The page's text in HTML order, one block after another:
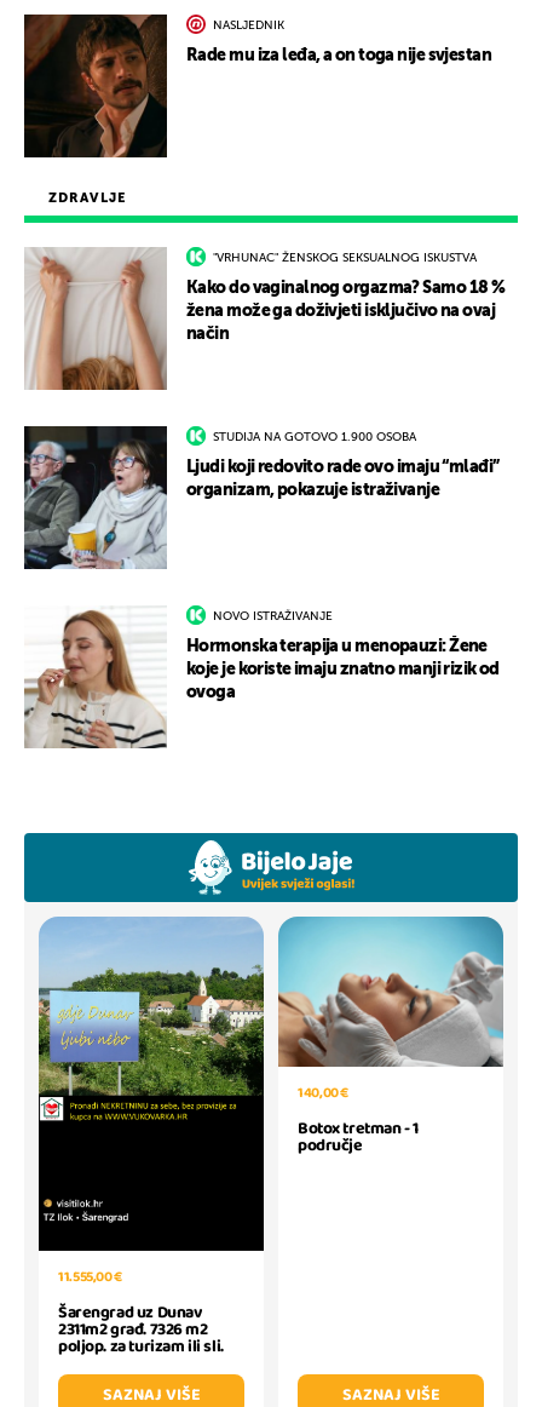
ZDRAVLJE
"VRHUNAC" ŽENSKOG SEKSUALNOG ISKUSTVA
Kako do vaginalnog orgazma? Samo 18 %
žena može ga doživjeti isključivo na ovaj
način
STUDIJA NA GOTOVO 1.900 OSOBA
Ljudi koji redovito rade ovo imaju “mlađi”
organizam, pokazuje istraživanje
NOVO ISTRAŽIVANJE
Hormonska terapija u menopauzi: Žene
koje je koriste imaju znatno manji rizik od
ovoga
NASLJEDNIK
Rade mu iza leđa, a on toga nije svjestan
11.555,00 €
Šarengrad uz Dunav
2311m2 građ. 7326 m2
poljop. za turizam ili sli.
SAZNAJ VIŠE
140,00 €
Botox tretman - 1
područje
SAZNAJ VIŠE